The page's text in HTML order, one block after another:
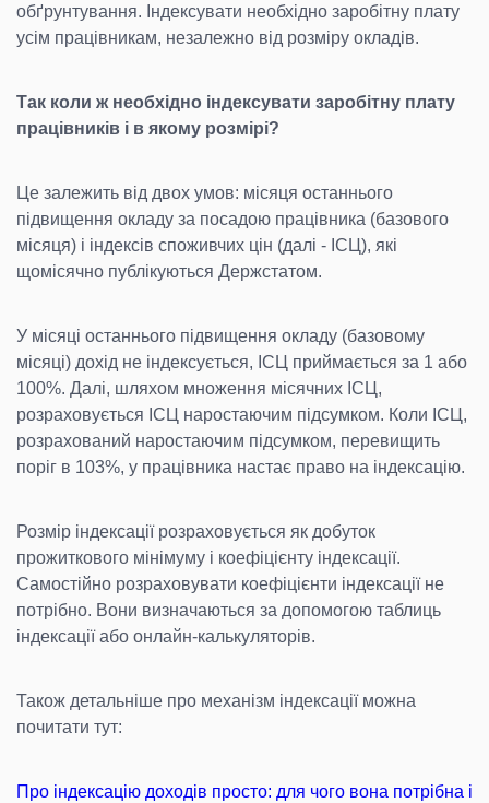
обґрунтування. Індексувати необхідно заробітну плату
усім працівникам, незалежно від розміру окладів.
Так коли ж необхідно індексувати заробітну плату
працівників і в якому розмірі?
Це залежить від двох умов: місяця останнього
підвищення окладу за посадою працівника (базового
місяця) і індексів споживчих цін (далі - ІСЦ), які
щомісячно публікуються Держстатом.
У місяці останнього підвищення окладу (базовому
місяці) дохід не індексується, ІСЦ приймається за 1 або
100%. Далі, шляхом множення місячних ІСЦ,
розраховується ІСЦ наростаючим підсумком. Коли ІСЦ,
розрахований наростаючим підсумком, перевищить
поріг в 103%, у працівника настає право на індексацію.
Розмір індексації розраховується як добуток
прожиткового мінімуму і коефіцієнту індексації.
Самостійно розраховувати коефіцієнти індексації не
потрібно. Вони визначаються за допомогою таблиць
індексації або онлайн-калькуляторів.
Також детальніше про механізм індексації можна
почитати тут:
Про індексацію доходів просто: для чого вона потрібна і